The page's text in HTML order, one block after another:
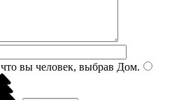
вы человек, выбрав Дом.